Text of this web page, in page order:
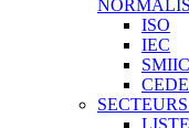
ISO
IEC
SMIIC